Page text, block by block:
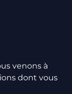
venons à
dont vous